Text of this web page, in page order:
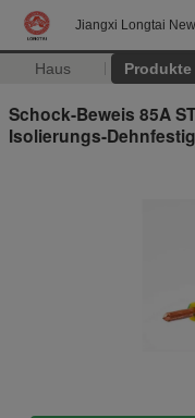
Jiangxi Longtai
Haus Produkte
Schock-Beweis 85A
Isolierungs-